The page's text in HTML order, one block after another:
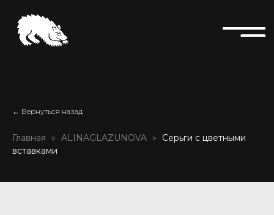
← Вернуться назад
Главная ALINAGLAZUNOVA
Серьги с цветными
вставками